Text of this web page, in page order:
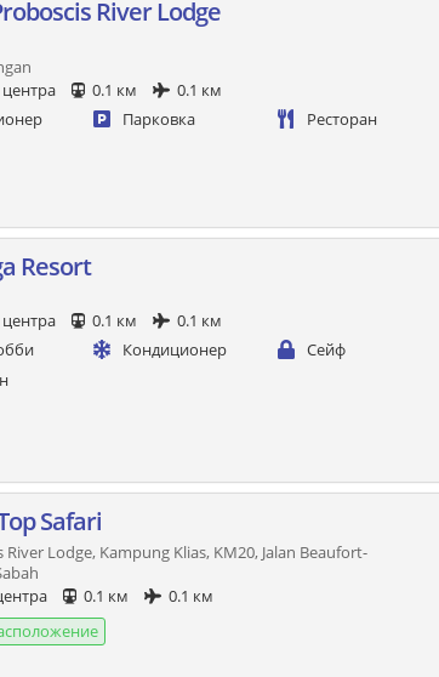
River Lodge
0.1 км
0.1 км
Парковка Ресторан
Resort
0.1 км
0.1 км
Кондиционер
Сейф
Safari
Lodge, Kampung Klias, KM20, Jalan Beaufort-
0.1 км
0.1 км